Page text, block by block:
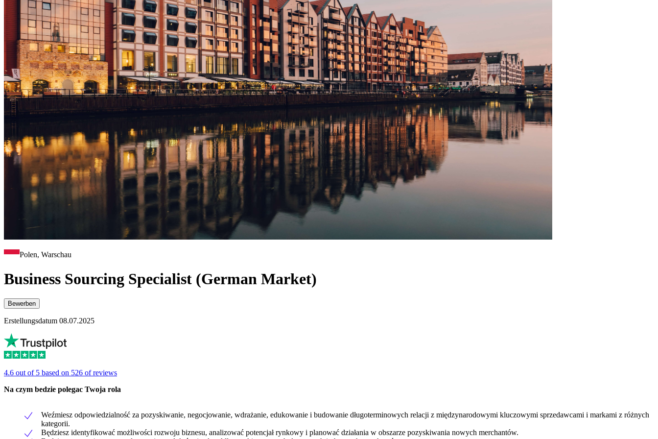
Polen, Warschau
Business Sourcing Specialist (German Market)
Bewerben
Erstellungsdatum 08.07.2025
4.6 out of 5 based on 526 of reviews
Na czym bedzie polegac Twoja rola
Weźmiesz odpowiedzialność za pozyskiwanie, negocjowanie, wdrażanie, edukowanie i budowanie długoterminowych relacji z międzynarodowymi kluczowymi sprzedawcami i markami z różnych
kategorii.
Będziesz identyfikować możliwości rozwoju biznesu, analizować potencjał rynkowy i planować działania w obszarze pozyskiwania nowych merchantów.